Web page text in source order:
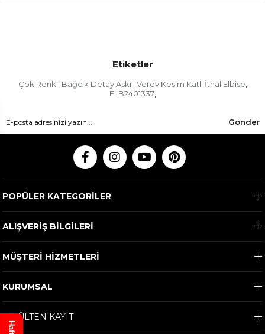
Etiketler
Çok Renkli Bağcık Detay Askılı Verev Kesim Katlı İthal Elbise,
ELB2401337,
Gönder
POPÜLER KATEGORİLER
ALIŞVERİŞ BİLGİLERİ
MÜŞTERİ HİZMETLERİ
KURUMSAL
E-BÜLTEN KAYIT